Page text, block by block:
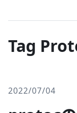
Tag
2022/07/04